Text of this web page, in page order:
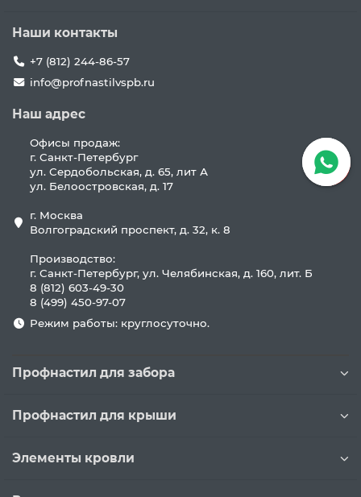
Наши контакты
+7 (812) 244-86-57
info@profnastilvspb.ru
Наш адрес
Офисы продаж:
г. Санкт-Петербург
ул. Сердобольская, д. 65, лит А
ул. Белоостровская, д. 17
г. Москва
Волгоградский проспект, д. 32, к. 8
Производство:
г. Санкт-Петербург, ул. Челябинская, д. 160, лит. Б
8 (812) 603-49-30
8 (499) 450-97-07
Режим работы: круглосуточно.
Профнастил для забора
Профнастил для крыши
Элементы кровли